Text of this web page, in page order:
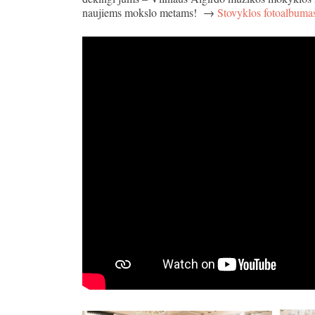
naujiems mokslo metams! → Stovyklos